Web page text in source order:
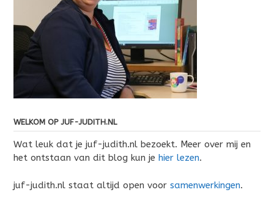
WELKOM OP JUF-JUDITH.NL
Wat leuk dat je juf-judith.nl bezoekt. Meer over mij en
het ontstaan van dit blog kun je hier lezen.
juf-judith.nl staat altijd open voor samenwerkingen.